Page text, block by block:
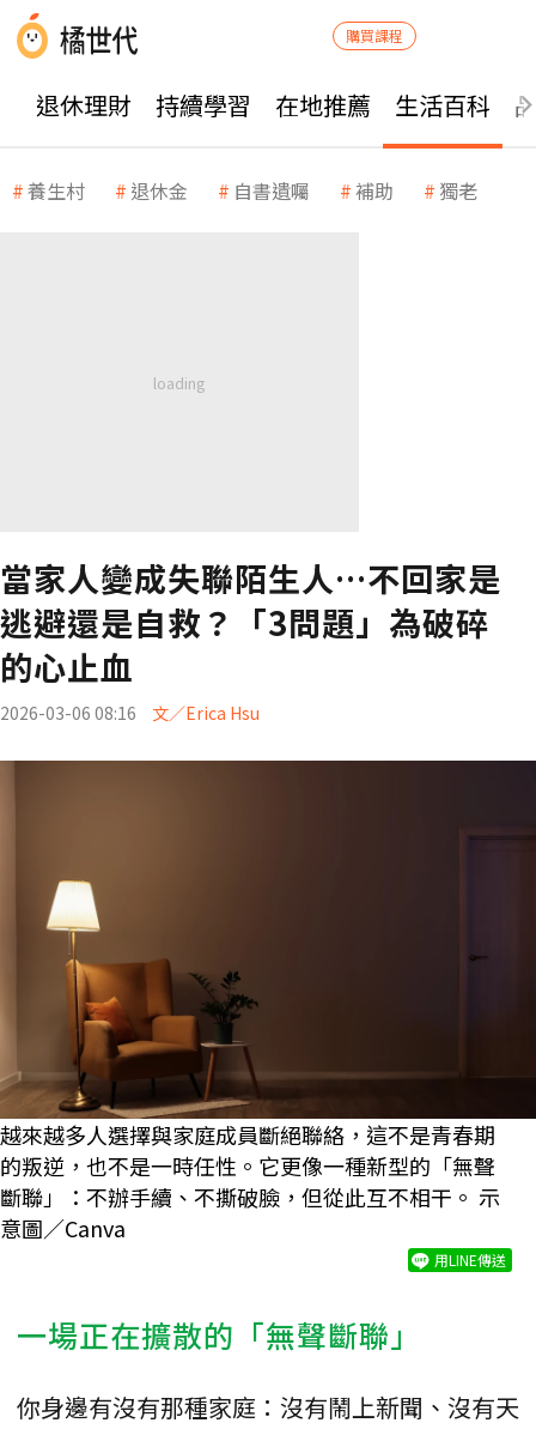
購買課程
退休理財 持續學習 在地推薦 生活百科
養生村 退休金 自書遺囑 補助 獨老
當家人變成失聯陌生人…不回家是
逃避還是自救？「3問題」為破碎
的心止血
2026-03-06 08:16 文／Erica Hsu
越來越多人選擇與家庭成員斷絕聯絡，這不是青春期
的叛逆，也不是一時任性。它更像一種新型的「無聲
斷聯」：不辦手續、不撕破臉，但從此互不相干。 示
意圖／Canva
用LINE傳送
一場正在擴散的「無聲斷聯」
你身邊有沒有那種家庭：沒有鬧上新聞、沒有天